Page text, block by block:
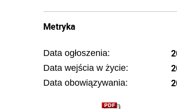
Metryka
Data ogłoszenia:
Data wejścia w życie:
Data obowiązywania: